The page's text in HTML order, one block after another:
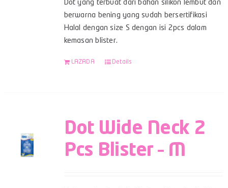
Dot yang terbuat dari bahan silikon lembut dan
berwarna bening yang sudah bersertifikasi
Halal dengan size S dengan isi 2pcs dalam
kemasan blister.
LAZADA Details
Dot Wide Neck 2
Pcs Blister – M